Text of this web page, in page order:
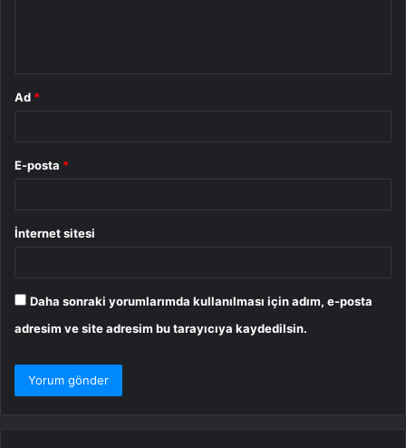
Ad *
E-posta *
İnternet sitesi
Daha sonraki yorumlarımda kullanılması için adım, e-posta
adresim ve site adresim bu tarayıcıya kaydedilsin.